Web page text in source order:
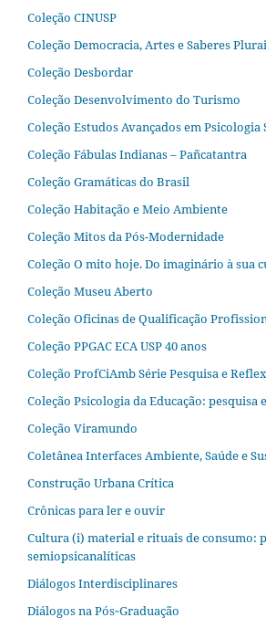
Coleção CINUSP
Coleção Democracia, Artes e Saberes
Coleção Desbordar
Coleção Desenvolvimento do Turismo
Coleção Estudos Avançados em Psicologia
Coleção Fábulas Indianas – Pañcatantra
Coleção Gramáticas do Brasil
Coleção Habitação e Meio Ambiente
Coleção Mitos da Pós-Modernidade
Coleção O mito hoje. Do imaginário à sua
Coleção Museu Aberto
Coleção Oficinas de Qualificação
Coleção PPGAC ECA USP 40 anos
Coleção ProfCiAmb Série Pesquisa e
Coleção Psicologia da Educação: pesquisa
Coleção Viramundo
Coletânea Interfaces Ambiente, Saúde e
Construção Urbana Crítica
Crônicas para ler e ouvir
Cultura (i) material e rituais de consumo:
semiopsicanalíticas
Diálogos Interdisciplinares
Diálogos na Pós‐Graduação